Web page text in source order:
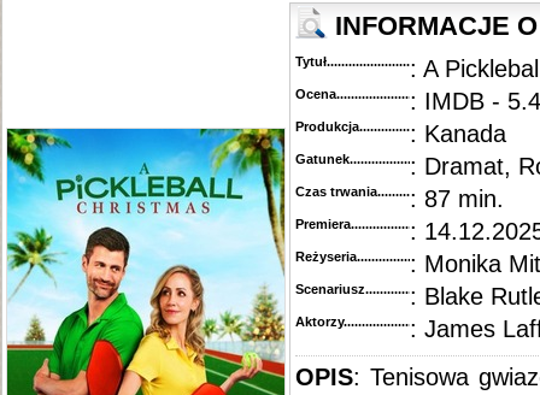
INFORMACJE
Tytuł............................................
: A
Ocena.............................................
: IMDB -
Produkcja.........................................
: Kanada
Gatunek...........................................
: Dramat,
Czas trwania......................................
: 87 min.
Premiera..........................................
:
Reżyseria........................................
: Monika
Scenariusz........................................
: Blake
Aktorzy...........................................
: James
OPIS: Tenisowa